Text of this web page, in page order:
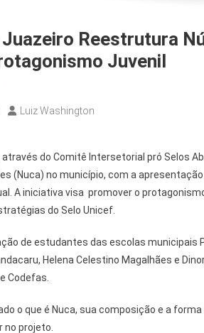
Reestrutura
Juvenil
Luiz Washington
do Comitê Intersetorial pró Selos
(Nuca) no município, com a
A iniciativa visa promover o
do Selo Unicef.
de estudantes das escolas municipais
Helena Celestino Magalhães e
Codefas.
o que é Nuca, sua composição e a
projeto.